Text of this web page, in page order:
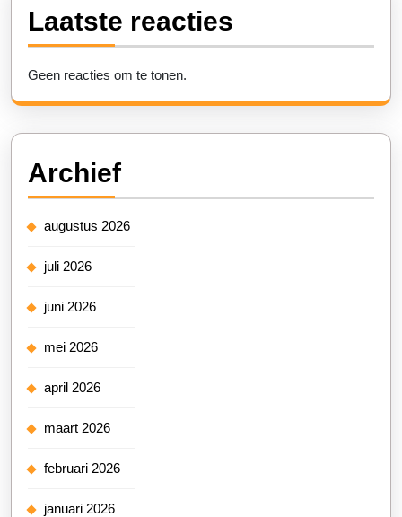
Laatste reacties
Geen reacties om te tonen.
Archief
augustus 2026
juli 2026
juni 2026
mei 2026
april 2026
maart 2026
februari 2026
januari 2026